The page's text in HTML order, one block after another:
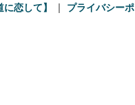
恋して】 プライバシー